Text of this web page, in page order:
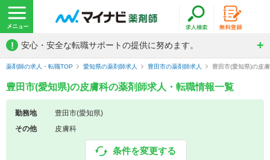
! 安心・安全な転職サポートの提供に努めます。
薬剤師の求人・転職TOP 愛知県の薬剤師求人 豊田市の薬剤師求人 豊田市(愛知県)の皮
豊田市(愛知県)の皮膚科の薬剤師求人・転職情報一覧
勤務地
豊田市(愛知県)
その他
皮膚科
条件を変更する